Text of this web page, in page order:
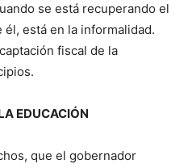
se está recuperando el
él, está en la informalidad.
fiscal de la
EDUCACIÓN
que el gobernador